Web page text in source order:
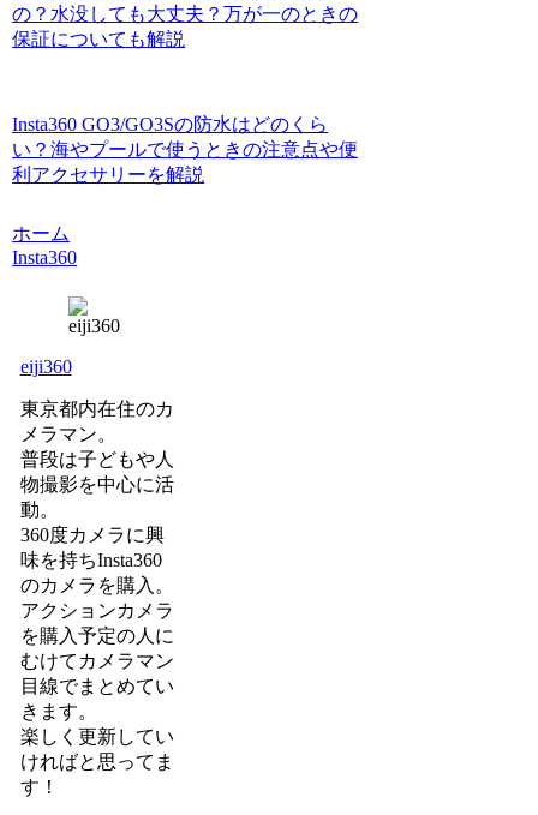
の？水没しても大丈夫？万が一のときの
保証についても解説
Insta360 GO3/GO3Sの防水はどのくら
い？海やプールで使うときの注意点や便
利アクセサリーを解説
ホーム
Insta360
eiji360
東京都内在住のカ
メラマン。
普段は子どもや人
物撮影を中心に活
動。
360度カメラに興
味を持ちInsta360
のカメラを購入。
アクションカメラ
を購入予定の人に
むけてカメラマン
目線でまとめてい
きます。
楽しく更新してい
ければと思ってま
す！